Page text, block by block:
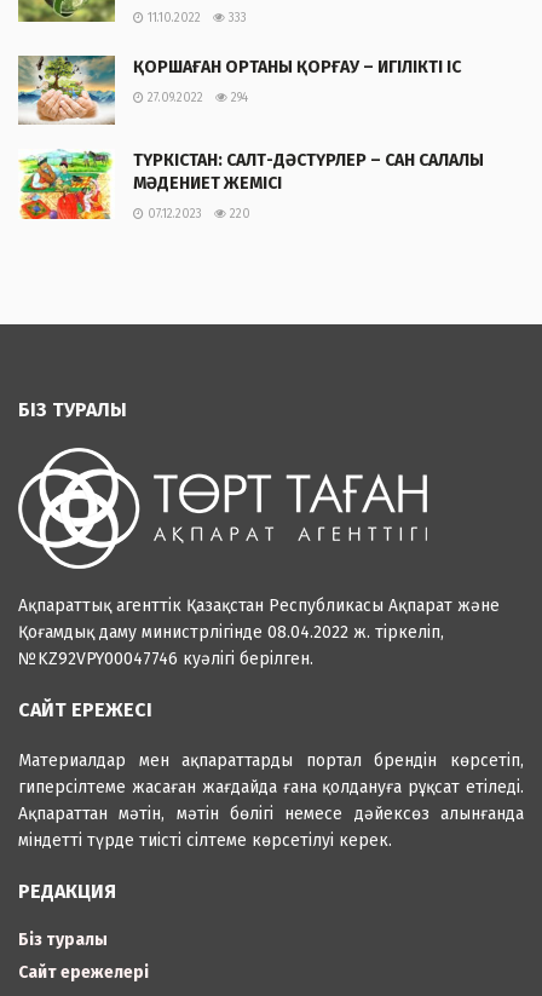
11.10.2022 333
ҚОРШАҒАН ОРТАНЫ ҚОРҒАУ – ИГІЛІКТІ ІС
27.09.2022 294
ТҮРКІСТАН: САЛТ-ДӘСТҮРЛЕР – САН САЛАЛЫ
МӘДЕНИЕТ ЖЕМІСІ
07.12.2023 220
БІЗ ТУРАЛЫ
Ақпараттық агенттік Қазақстан Республикасы Ақпарат және
Қоғамдық даму министрлігінде 08.04.2022 ж. тіркеліп,
№KZ92VPY00047746 куәлігі берілген.
САЙТ ЕРЕЖЕСІ
Материалдар мен ақпараттарды портал брендін көрсетіп,
гиперсілтеме жасаған жағдайда ғана қолдануға рұқсат етіледі.
Ақпараттан мәтін, мәтін бөлігі немесе дәйексөз алынғанда
міндетті түрде тиісті сілтеме көрсетілуі керек.
РЕДАКЦИЯ
Біз туралы
Сайт ережелері